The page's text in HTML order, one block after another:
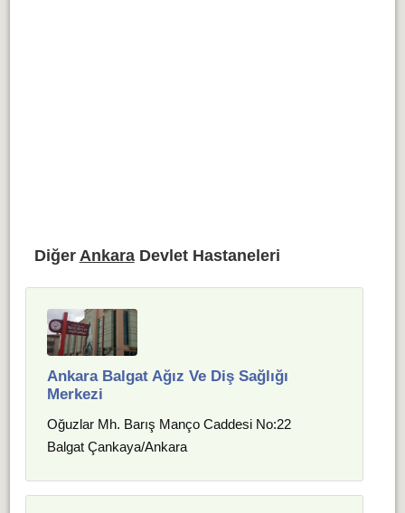
Diğer AnkaraDevlet Hastaneleri
Ankara Balgat Ağız Ve Diş Sağlığı
Merkezi
Oğuzlar Mh. Barış Manço Caddesi No:22
Balgat Çankaya/Ankara